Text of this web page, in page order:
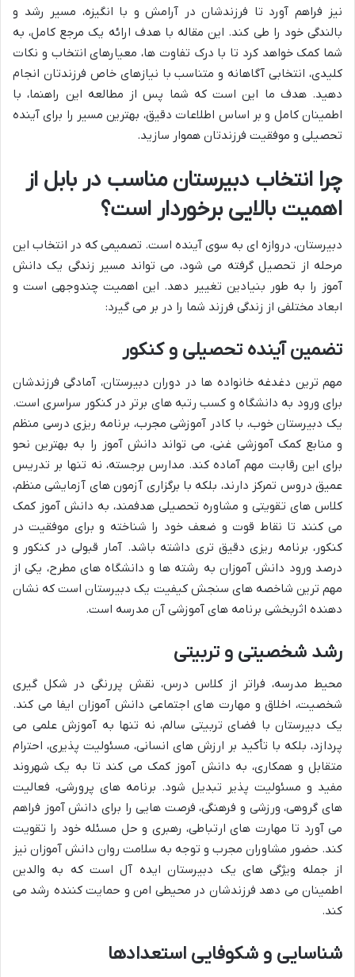
نیز فراهم آورد تا فرزندشان در آرامش و با انگیزه، مسیر رشد و
بالندگی خود را طی کند. این مقاله با هدف ارائه یک مرجع کامل، به
شما کمک خواهد کرد تا با درک تفاوت ها، معیارهای انتخاب و نکات
کلیدی، انتخابی آگاهانه و متناسب با نیازهای خاص فرزندتان انجام
دهید. هدف ما این است که شما پس از مطالعه این راهنما، با
اطمینان کامل و بر اساس اطلاعات دقیق، بهترین مسیر را برای آینده
تحصیلی و موفقیت فرزندتان هموار سازید.
چرا انتخاب دبیرستان مناسب در بابل از
اهمیت بالایی برخوردار است؟
دبیرستان، دروازه ای به سوی آینده است. تصمیمی که در انتخاب این
مرحله از تحصیل گرفته می شود، می تواند مسیر زندگی یک دانش
آموز را به طور بنیادین تغییر دهد. این اهمیت چندوجهی است و
ابعاد مختلفی از زندگی فرزند شما را در بر می گیرد:
تضمین آینده تحصیلی و کنکور
مهم ترین دغدغه خانواده ها در دوران دبیرستان، آمادگی فرزندشان
برای ورود به دانشگاه و کسب رتبه های برتر در کنکور سراسری است.
یک دبیرستان خوب، با کادر آموزشی مجرب، برنامه ریزی درسی منظم
و منابع کمک آموزشی غنی، می تواند دانش آموز را به بهترین نحو
برای این رقابت مهم آماده کند. مدارس برجسته، نه تنها بر تدریس
عمیق دروس تمرکز دارند، بلکه با برگزاری آزمون های آزمایشی منظم،
کلاس های تقویتی و مشاوره تحصیلی هدفمند، به دانش آموز کمک
می کنند تا نقاط قوت و ضعف خود را شناخته و برای موفقیت در
کنکور، برنامه ریزی دقیق تری داشته باشد. آمار قبولی در کنکور و
درصد ورود دانش آموزان به رشته ها و دانشگاه های مطرح، یکی از
مهم ترین شاخصه های سنجش کیفیت یک دبیرستان است که نشان
دهنده اثربخشی برنامه های آموزشی آن مدرسه است.
رشد شخصیتی و تربیتی
محیط مدرسه، فراتر از کلاس درس، نقش پررنگی در شکل گیری
شخصیت، اخلاق و مهارت های اجتماعی دانش آموزان ایفا می کند.
یک دبیرستان با فضای تربیتی سالم، نه تنها به آموزش علمی می
پردازد، بلکه با تأکید بر ارزش های انسانی، مسئولیت پذیری، احترام
متقابل و همکاری، به دانش آموز کمک می کند تا به یک شهروند
مفید و مسئولیت پذیر تبدیل شود. برنامه های پرورشی، فعالیت
های گروهی، ورزشی و فرهنگی، فرصت هایی را برای دانش آموز فراهم
می آورد تا مهارت های ارتباطی، رهبری و حل مسئله خود را تقویت
کند. حضور مشاوران مجرب و توجه به سلامت روان دانش آموزان نیز
از جمله ویژگی های یک دبیرستان ایده آل است که به والدین
اطمینان می دهد فرزندشان در محیطی امن و حمایت کننده رشد می
کند.
شناسایی و شکوفایی استعدادها